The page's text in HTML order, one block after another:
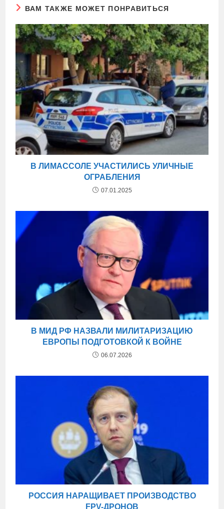
ВАМ ТАКЖЕ МОЖЕТ ПОНРАВИТЬСЯ
В ЛИМАССОЛЕ УЧАСТИЛИСЬ УЛИЧНЫЕ
ОГРАБЛЕНИЯ
07.01.2025
В МИД РФ НАЗВАЛИ МИЛИТАРИЗАЦИЮ
ЕВРОПЫ ПОДГОТОВКОЙ К ВОЙНЕ
06.07.2026
РОССИЯ НАРАЩИВАЕТ ПРОИЗВОДСТВО
FPV-ДРОНОВ